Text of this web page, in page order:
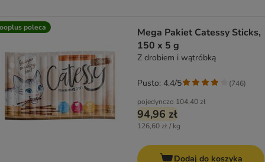
poleca
Mega Pakiet Catessy Sticks,
150 x 5 g
Z drobiem i wątróbką
pojedynczo 104,40 zł
94,96 zł
126,60 zł / kg
Pusto: 4.4/5 (746)
Dodaj do koszyka